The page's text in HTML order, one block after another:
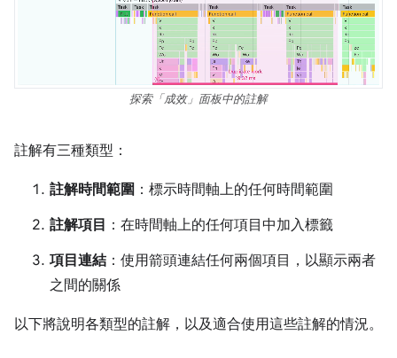
探索「成效」面板中的註解
註解有三種類型：
註解時間範圍 ：標示時間軸上的任何時間範圍
註解項目 ：在時間軸上的任何項目中加入標籤
項目連結 ：使用箭頭連結任何兩個項目，以顯示兩者
之間的關係
以下將說明各類型的註解，以及適合使用這些註解的情況。